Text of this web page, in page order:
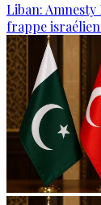
Liban: Amnesty
frappe